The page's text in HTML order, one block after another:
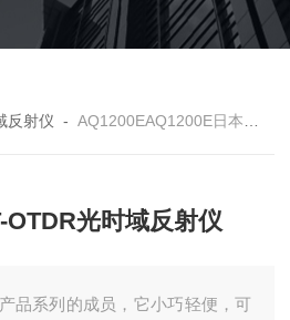
反射仪 -AQ1200EAQ1200E日本横河MFT-OTDR光时域反射仪
光时域反射仪
品系列的成员，它小巧轻便，可